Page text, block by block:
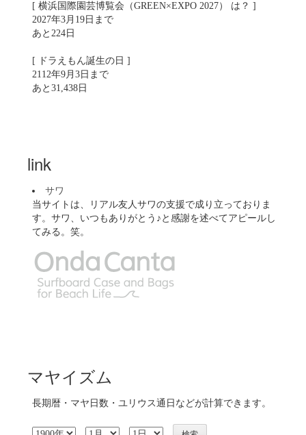
[ 横浜国際園芸博覧会（GREEN×EXPO 2027） は？ ]
2027年3月19日まで
あと224日
[ ドラえもん誕生の日 ]
2112年9月3日まで
あと31,438日
link
サワ
当サイトは、リアル友人サワの支援で成り立っておりま
す。サワ、いつもありがとう♪と感謝を述べてアピールし
てみる。笑。
マヤイズム
長期暦・マヤ日数・ユリウス通日などが計算できます。